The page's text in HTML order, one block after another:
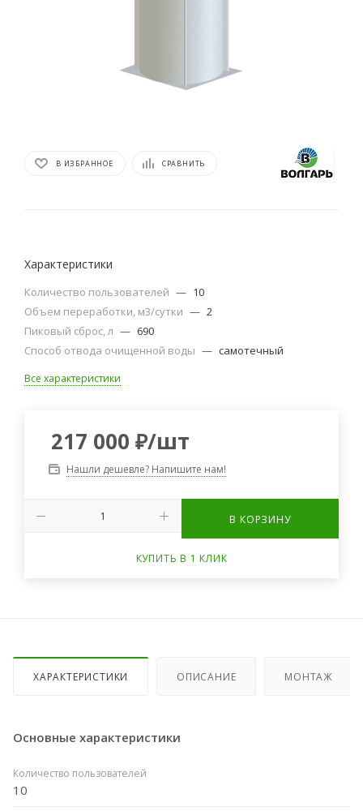
В ИЗБРАННОЕ СРАВНИТЬ
Характеристики
Количество пользователей — 10
Объем переработки, м3/сутки — 2
Пиковый сброс, л — 690
Способ отвода очищенной воды — самотечный
Все характеристики
217 000 ₽/шт
Нашли дешевле? Напишите нам!
В КОРЗИНУ
КУПИТЬ В 1 КЛИК
ХАРАКТЕРИСТИКИ ОПИСАНИЕ МОНТАЖ
Основные характеристики
Количество пользователей
10